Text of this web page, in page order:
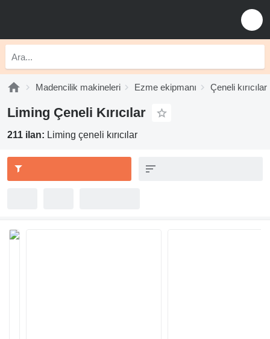
Madencilik makineleri Ezme ekipmanı Çeneli kırıcılar
Liming Çeneli Kırıcılar
211 ilan: Liming çeneli kırıcılar